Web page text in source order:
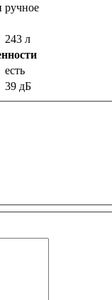
ручное
243 л
есть
39 дБ